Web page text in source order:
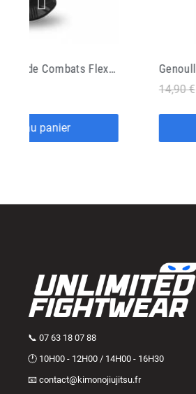
Sport Exo One - Oben
au panier
12,90 €
📞 07 63 18 07 88
🕐 10H00 - 12H00 / 14H00 - 16H30
📧 contact@kimonojiujitsu.fr